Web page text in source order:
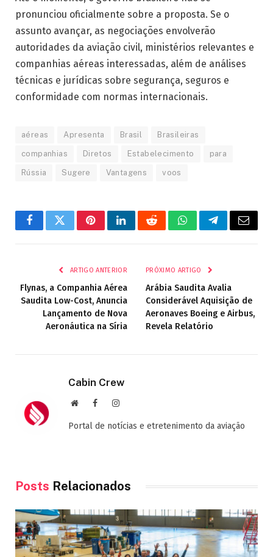
pronunciou oficialmente sobre a proposta. Se o
assunto avançar, as negociações envolverão
autoridades da aviação civil, ministérios relevantes e
companhias aéreas interessadas, além de análises
técnicas e jurídicas sobre segurança, seguros e
conformidade com normas internacionais.
aéreas Apresenta Brasil Brasileiras
companhias Diretos Estabelecimento para
Rússia Sugere Vantagens voos
FacebookTwitterPinterestLinkedInRedditWhatsAppTelegrama
E-
ARTIGO ANTERIOR
Flynas, a Companhia Aérea
Saudita Low-Cost, Anuncia
Lançamento de Nova
Aeronáutica na Síria
PRÓXIMO ARTIGO
Arábia Saudita Avalia
Considerável Aquisição de
Aeronaves Boeing e Airbus,
Revela Relatório
Cabin Crew
Site FacebookInstagram
Portal de notícias e etretenimento da aviação
Posts Relacionados